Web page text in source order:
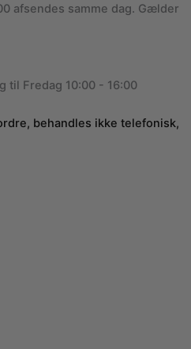
afsendes samme dag. Gælder
til Fredag 10:00 - 16:00
behandles ikke telefonisk,